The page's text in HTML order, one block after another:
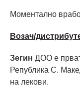
Моментално
Возач/
Зегин ДОО е
Република С.
на лекови.